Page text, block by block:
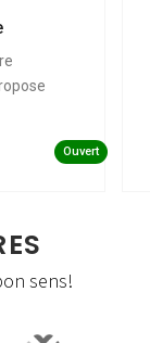
Ouvert
sens!